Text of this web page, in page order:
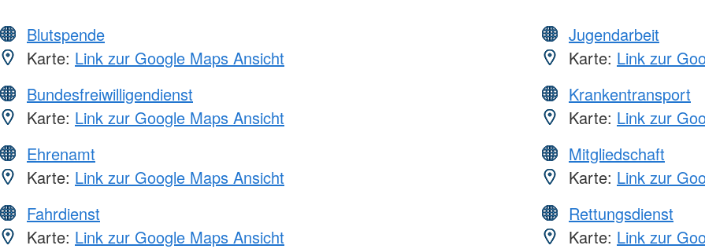
Blutspende
Karte: Link zur Google Maps Ansicht
Bundesfreiwilligendienst
Karte: Link zur Google Maps Ansicht
Ehrenamt
Karte: Link zur Google Maps Ansicht
Fahrdienst
Karte: Link zur Google Maps Ansicht
Jugendarbeit
Karte: Link zur
Krankentransport
Karte: Link zur
Mitgliedschaft
Karte: Link zur
Rettungsdienst
Karte: Link zur